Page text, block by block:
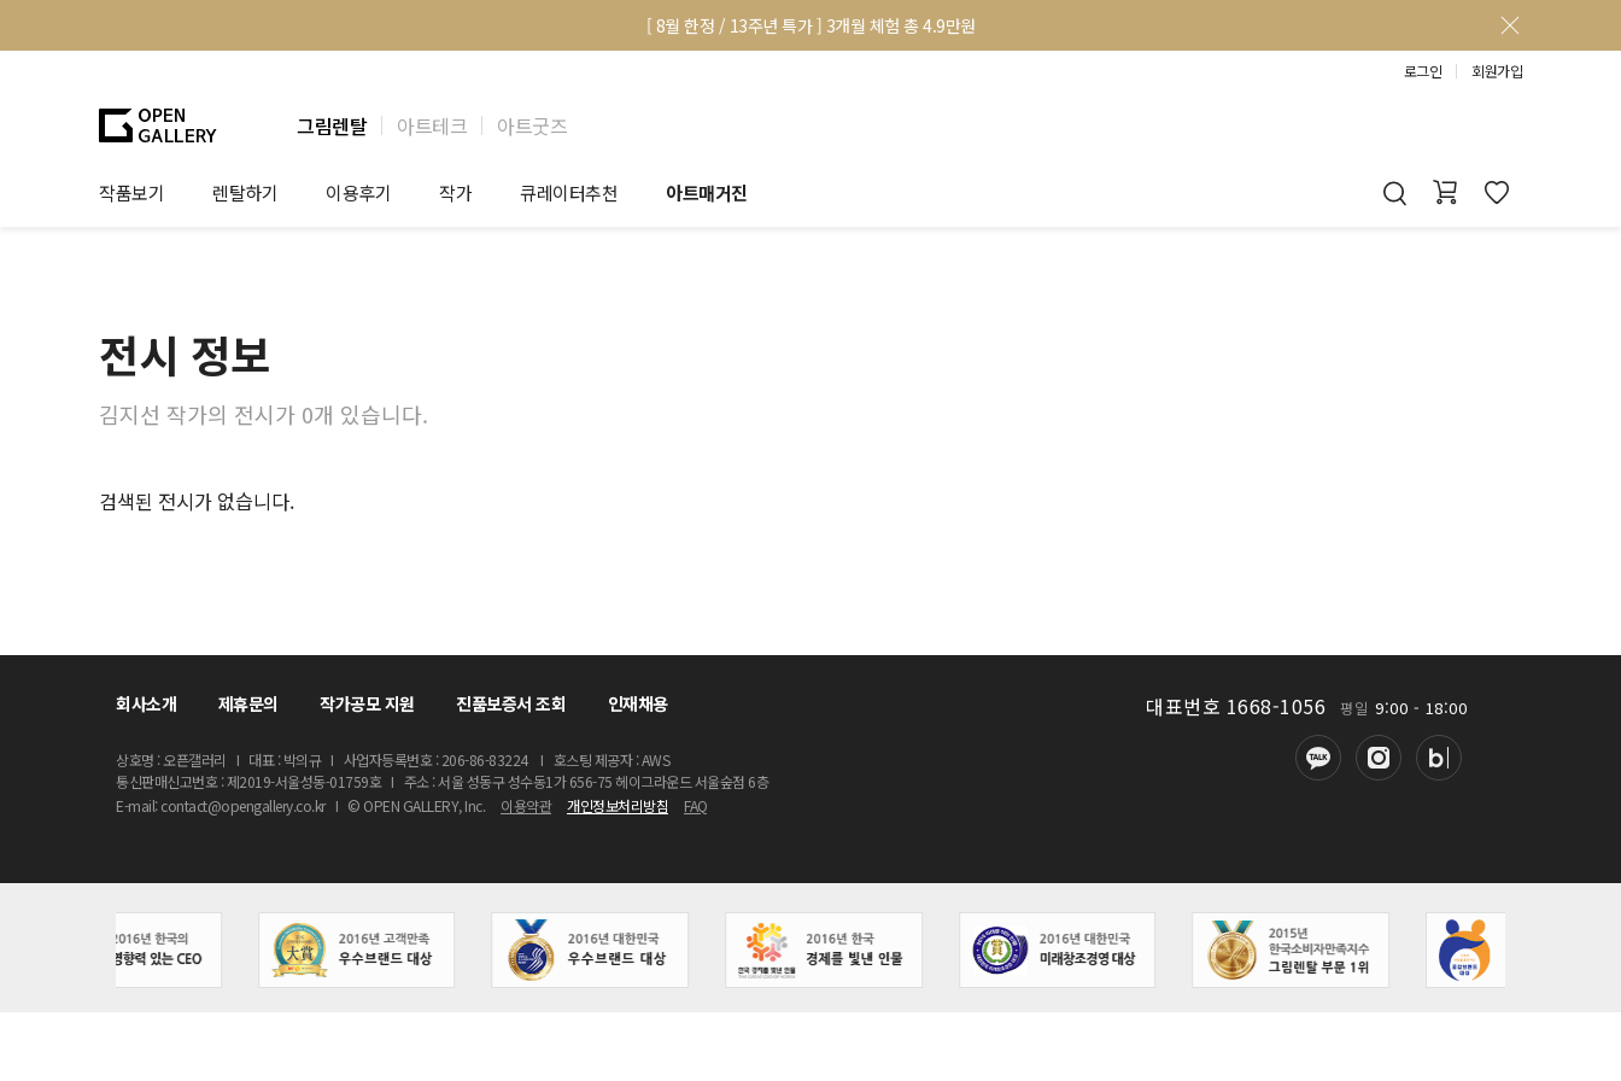
[ 8월 한정 / 13주년 특가 ] 3개월 체험 총 4.9만원
로그인 회원가입
그림렌탈 아트테크 아트굿즈
작품보기 렌탈하기
기프트카드
이용후기 작가 큐레이터추천 아트매거진
전시 정보
김지선 작가의 전시가 0개 있습니다.
검색된 전시가 없습니다.
회사소개 제휴문의 작가공모 지원 진품보증서 조회 인재채용 대표번호 1668-1056 평일 9:00 - 18:00
상호명 : 오픈갤러리 I 대표 : 박의규 I 사업자등록번호 : 206-86-83224 I 호스팅 제공자 : AWS
통신판매신고번호 : 제2019-서울성동-01759호 I 주소 : 서울 성동구 성수동1가 656-75 헤이그라운드 서울숲점 6층
E-mail: contact@opengallery.co.kr I © OPEN GALLERY, Inc. 이용약관 개인정보처리방침 FAQ